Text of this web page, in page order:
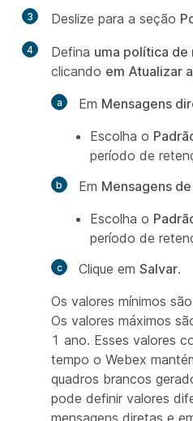
3 Deslize para a seção
4 Defina uma política
clicando em Atualizar a
Em Mensagens
Escolha o
período de
Em Mensagens
Escolha o
período de
Clique em Salvar.
Os valores mínimos
Os valores máximos
1 ano. Esses valores
tempo o Webex
quadros brancos
pode definir valores
mensagens diretas e